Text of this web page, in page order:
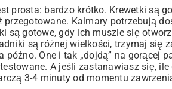
prosta: bardzo krótko. Krewetki są
Kalmary potrzebują
są gotowe, gdy ich muszle się
są różnej wielkości, trzymaj się
One i tak „dojdą” na gorącej
A jeśli zastanawiasz się,
3-4 minuty od momentu